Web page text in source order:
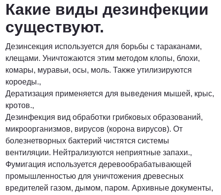
Какие виды дезинфекции
существуют.
Дезинсекция используется для борьбы с тараканами,
клещами. Уничтожаются этим методом клопы, блохи,
комары, муравьи, осы, моль. Также утилизируются
короеды.,
Дератизация применяется для выведения мышей, крыс,
кротов.,
Дезинфекция вид обработки грибковых образований,
микроорганизмов, вирусов (корона вирусов). От
болезнетворных бактерий чистятся системы
вентиляции. Нейтрализуются неприятные запахи.,
Фумигация используется деревообрабатывающей
промышленностью для уничтожения древесных
вредителей газом, дымом, паром. Архивные документы,